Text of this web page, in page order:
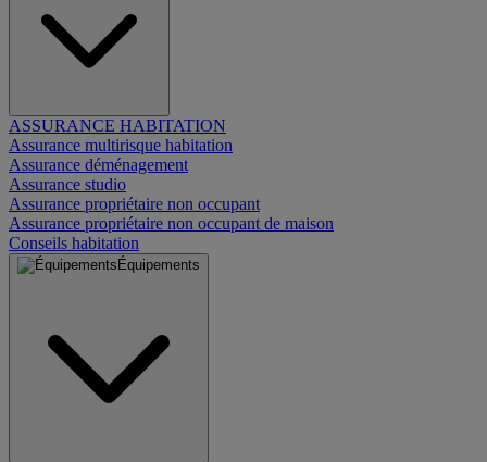
ASSURANCE HABITATION
Assurance multirisque habitation
Assurance déménagement
Assurance studio
Assurance propriétaire non occupant
Assurance propriétaire non occupant de maison
Conseils habitation
Équipements